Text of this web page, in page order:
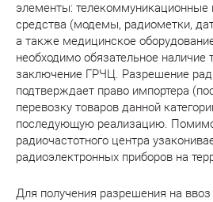
элементы: телекоммуникационные
средства (модемы, радиометки,
а также медицинское
необходимо обязательное наличие
заключение ГРЧЦ. Разрешение
подтверждает право импортера
перевозку товаров данной
последующую реализацию.
радиочастотного центра
радиоэлектронных приборов на
Для получения разрешения на